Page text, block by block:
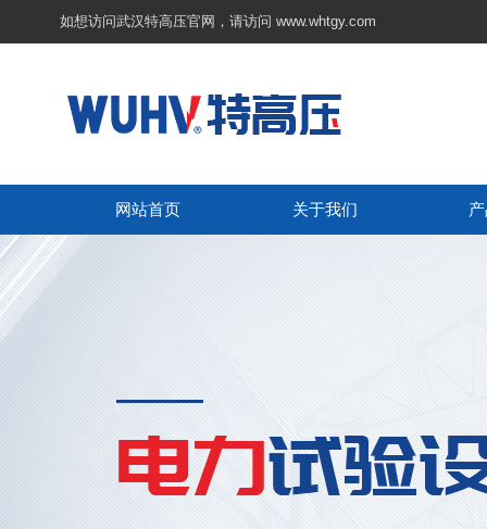
如想访问武汉特高压官网，请访问 www.whtgy.com
网站首页 关于我们